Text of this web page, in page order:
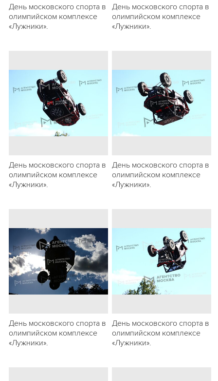
День московского спорта в
олимпийском комплексе
«Лужники».
День московского спорта в
олимпийском комплексе
«Лужники».
День московского спорта в
олимпийском комплексе
«Лужники».
День московского спорта в
олимпийском комплексе
«Лужники».
День московского спорта в
олимпийском комплексе
«Лужники».
День московского спорта в
олимпийском комплексе
«Лужники».